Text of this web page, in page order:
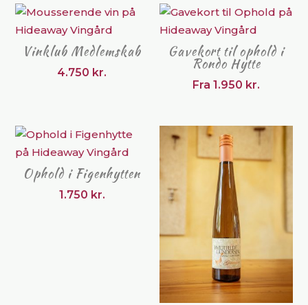
Vinklub Medlemskab
4.750 kr.
Gavekort til ophold i
Rondo Hytte
Fra 1.950 kr.
Ophold i Figenhytten
1.750 kr.